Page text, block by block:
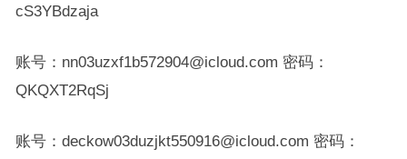
cS3YBdzaja
账号：nn03uzxf1b572904@icloud.com 密码：
QKQXT2RqSj
账号：deckow03duzjkt550916@icloud.com 密码：